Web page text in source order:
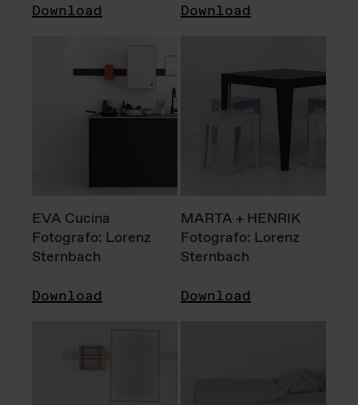
Download Download
EVA Cucina
Fotografo: Lorenz
Sternbach
Download
MARTA + HENRIK
Fotografo: Lorenz
Sternbach
Download